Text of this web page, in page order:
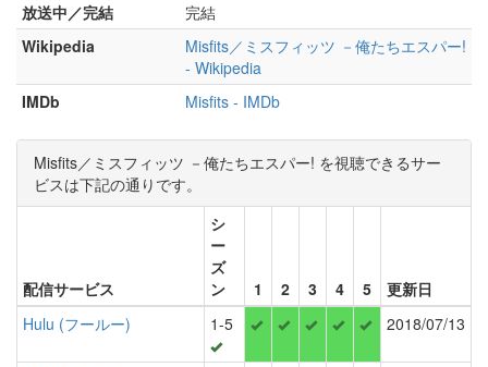
放送中／完結
完結
Wikipedia
Misfits／ミスフィッツ －俺たちエスパー!
- Wikipedia
IMDb
Misfits - IMDb
Misfits／ミスフィッツ －俺たちエスパー! を視聴できるサー
ビスは下記の通りです。
配信サービス
シ
ー
ズ
ン
1 2 3 4 5
更新日
Hulu (フールー)
1-5 2018/07/13